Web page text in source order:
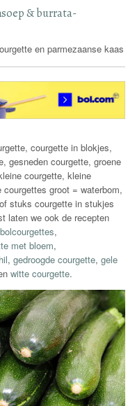
& burrata-
en parmezaanse kaas
courgette in blokjes,
gesneden courgette, groene
courgette, kleine
groot = waterbom,
stuks courgette in stukjes
laten we ook de recepten
bolcourgettes,
met bloem,
,gedroogde courgette,gele
witte courgette.